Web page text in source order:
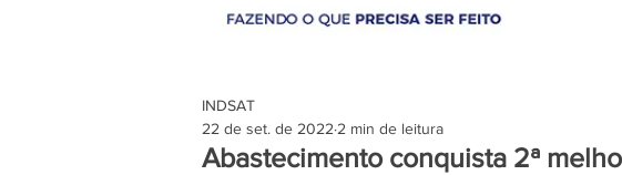
Abastecimento conquista 2ª
INDSAT
22 de set. de 2022 2 min de leitura